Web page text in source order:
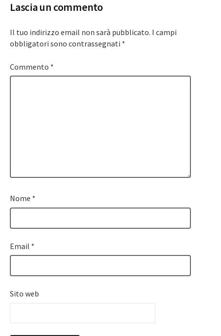
Lascia un commento
Il tuo indirizzo email non sarà pubblicato. I campi
obbligatori sono contrassegnati *
Commento *
Nome *
Email *
Sito web